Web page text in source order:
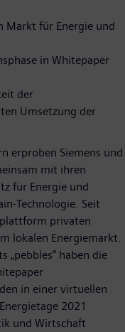
Markt für Energie und
in Whitepaper
der
Umsetzung der
erproben Siemens und
mit ihren
für Energie und
Technologie. Seit
privaten
lokalen Energiemarkt.
„pebbles“ haben die
in einer virtuellen
2021
und Wirtschaft